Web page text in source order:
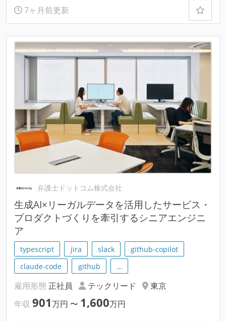
7ヶ月前更新
弁護士ドットコム株式会社
生成AI×リーガルデータを活用したサービス・
プロダクトづくりを牽引するシニアエンジニ
ア
typescript jira slack
github-copilot
claude-code
github …
雇用形態 正社員 テックリード
東京
年収 901万円 〜 1,600万円